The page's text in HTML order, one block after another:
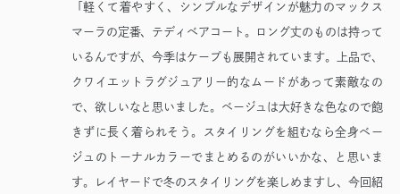
「軽くて着やすく、シンプルなデザインが魅力のマックス
マーラの定番、テディベアコート。ロング丈のものは持って
いるんですが、今季はケープも展開されています。上品で、
クワイエットラグジュアリー的なムードがあって素敵なの
で、欲しいなと思いました。ベージュは大好きな色なので飽
きずに長く着られそう。スタイリングを組むなら全身ベー
ジュのトーナルカラーでまとめるのがいいかな、と思いま
す。レイヤードで冬のスタイリングを楽しめますし、今回紹